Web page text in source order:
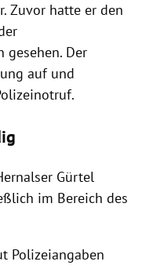
Zuvor hatte er den
gesehen. Der
auf und
Gürtel
im Bereich des
Polizeiangaben